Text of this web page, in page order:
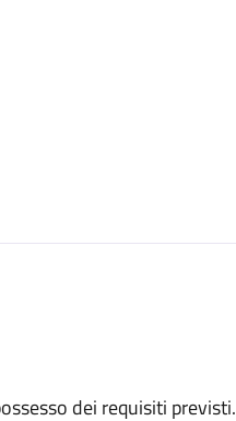
dei requisiti previsti.